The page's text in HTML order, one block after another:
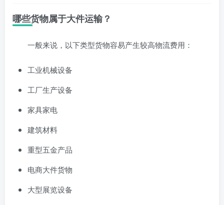
哪些货物属于大件运输？
一般来说，以下类型货物容易产生较高物流费用：
工业机械设备
工厂生产设备
家具家电
建筑材料
重型五金产品
电商大件货物
大型展览设备